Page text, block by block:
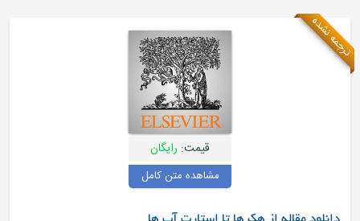
نشده
قیمت:رایگان
مشاهده متن کامل